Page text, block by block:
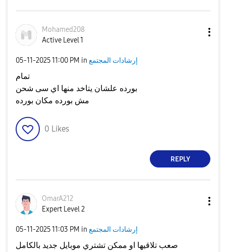
Mohamed208
Active Level 1
‎05-11-202511:00 PM in إرشادات المجتمع
تمام
بورده علشان يتاخد منها اي سى شحن
مش بورده مكان بورده
0 Likes
REPLY
OmarA212
Expert Level 2
‎05-11-202511:03 PM in إرشادات المجتمع
صعب تلاقيها او ممكن تشتري موبايل جديد بالكامل